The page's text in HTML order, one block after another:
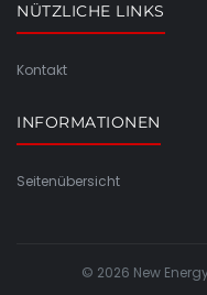
NÜTZLICHE LINKS
Kontakt
INFORMATIONEN
Seitenübersicht
© 2026 New